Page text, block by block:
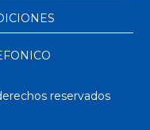
reservados